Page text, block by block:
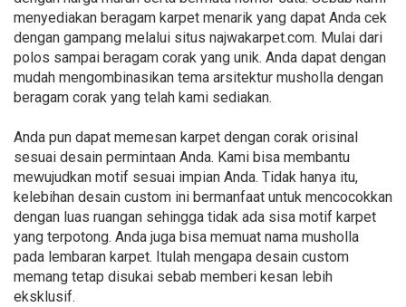
menyediakan beragam karpet menarik yang dapat Anda cek
dengan gampang melalui situs najwakarpet.com. Mulai dari
polos sampai beragam corak yang unik. Anda dapat dengan
mudah mengombinasikan tema arsitektur musholla dengan
beragam corak yang telah kami sediakan.
Anda pun dapat memesan karpet dengan corak orisinal
sesuai desain permintaan Anda. Kami bisa membantu
mewujudkan motif sesuai impian Anda. Tidak hanya itu,
kelebihan desain custom ini bermanfaat untuk mencocokkan
dengan luas ruangan sehingga tidak ada sisa motif karpet
yang terpotong. Anda juga bisa memuat nama musholla
pada lembaran karpet. Itulah mengapa desain custom
memang tetap disukai sebab memberi kesan lebih
eksklusif.